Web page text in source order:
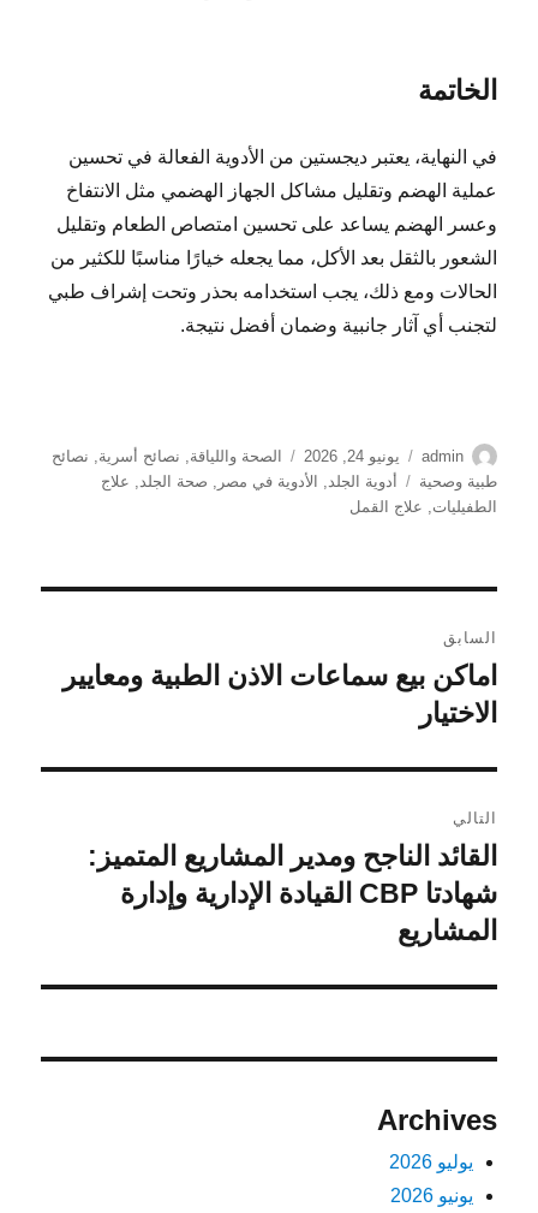
الخاتمة
في النهاية، يعتبر ديجستين من الأدوية الفعالة في تحسين
عملية الهضم وتقليل مشاكل الجهاز الهضمي مثل الانتفاخ
وعسر الهضم يساعد على تحسين امتصاص الطعام وتقليل
الشعور بالثقل بعد الأكل، مما يجعله خيارًا مناسبًا للكثير من
الحالات ومع ذلك، يجب استخدامه بحذر وتحت إشراف طبي
لتجنب أي آثار جانبية وضمان أفضل نتيجة.
الكاتب
admin
نُشرت
في
يونيو 24, 2026 التصنيفات
الصحة واللياقة, نصائح أسرية, نصائح
طبية وصحية
الوسوم
أدوية الجلد, الأدوية في مصر , صحة الجلد, علاج
الطفيليات, علاج القمل
المقالات
السابق
المقالة
السابقة:
اماكن بيع سماعات الاذن الطبية ومعايير
الاختيار
التالي
المقالة
التالية:
القائد الناجح ومدير المشاريع المتميز:
شهادتا CBP القيادة الإدارية وإدارة
المشاريع
Archives
يوليو 2026
يونيو 2026